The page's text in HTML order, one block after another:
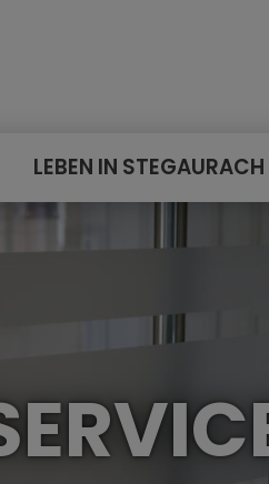
LEBEN IN STEGAURACH